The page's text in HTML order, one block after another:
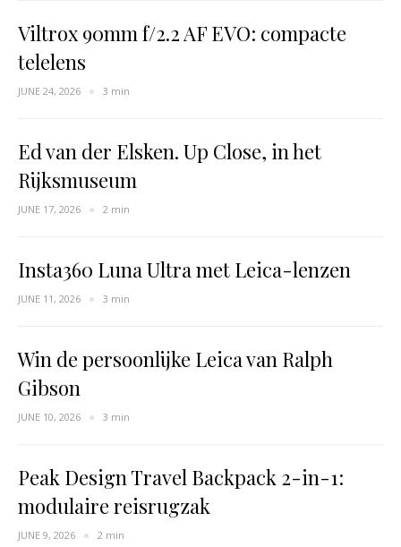
Viltrox 90mm f/2.2 AF EVO: compacte
telelens
JUNE 24, 2026 3 min
Ed van der Elsken. Up Close, in het
Rijksmuseum
JUNE 17, 2026 2 min
Insta360 Luna Ultra met Leica-lenzen
JUNE 11, 2026 3 min
Win de persoonlijke Leica van Ralph
Gibson
JUNE 10, 2026 3 min
Peak Design Travel Backpack 2-in-1:
modulaire reisrugzak
JUNE 9, 2026 2 min